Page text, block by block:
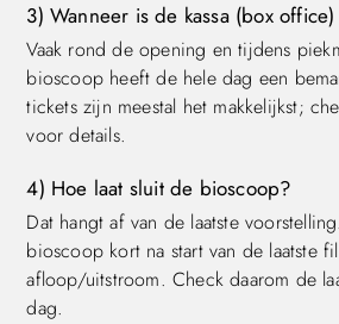
3) Wanneer is de kassa (box
Vaak rond de opening en tijdens
bioscoop heeft de hele dag een
tickets zijn meestal het makkelijkst;
voor details.
4) Hoe laat sluit de bioscoop?
Dat hangt af van de laatste
bioscoop kort na start van de laatste
afloop/uitstroom. Check daarom de
dag.